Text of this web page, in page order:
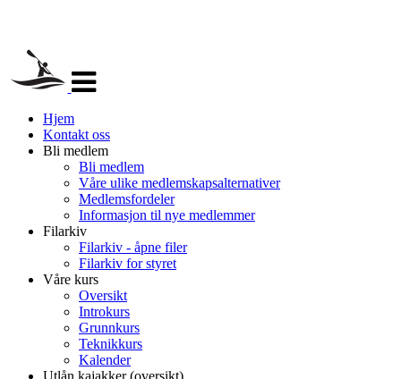
navigasjon
Hjem
Kontakt oss
Bli medlem
Bli medlem
Våre ulike medlemskapsalternativer
Medlemsfordeler
Informasjon til nye medlemmer
Filarkiv
Filarkiv - åpne filer
Filarkiv for styret
Våre kurs
Oversikt
Introkurs
Grunnkurs
Teknikkurs
Kalender
Utlån kajakker (oversikt)